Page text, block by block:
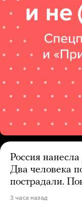
Россия
Два человека
пострадали.
3 часа назад